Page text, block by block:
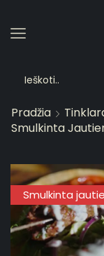
Pradžia
Smulkinta
Smulkinta